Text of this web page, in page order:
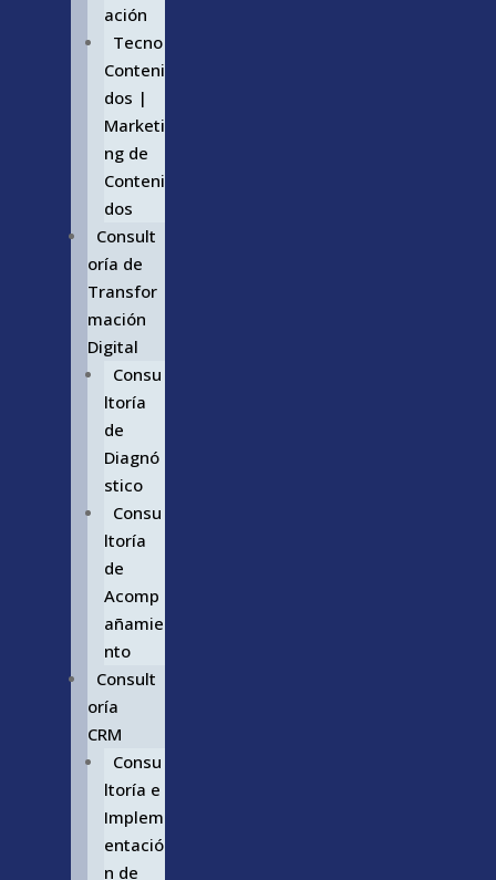
ación
Tecno
Conteni
dos |
Marketi
ng de
Conteni
dos
Consult
oría de
Transfor
mación
Digital
Consu
ltoría
de
Diagnó
stico
Consu
ltoría
de
Acomp
añamie
nto
Consult
oría
CRM
Consu
ltoría e
Implem
entació
n de